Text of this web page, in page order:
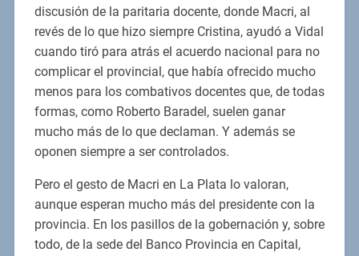
discusión de la paritaria docente, donde Macri, al
revés de lo que hizo siempre Cristina, ayudó a Vidal
cuando tiró para atrás el acuerdo nacional para no
complicar el provincial, que había ofrecido mucho
menos para los combativos docentes que, de todas
formas, como Roberto Baradel, suelen ganar
mucho más de lo que declaman. Y además se
oponen siempre a ser controlados.
Pero el gesto de Macri en La Plata lo valoran,
aunque esperan mucho más del presidente con la
provincia. En los pasillos de la gobernación y, sobre
todo, de la sede del Banco Provincia en Capital,